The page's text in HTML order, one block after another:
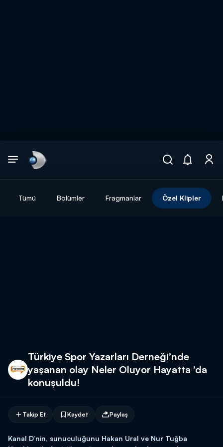
Tümü Bölümler Fragmanlar Özel Klipler
Türkiye Spor Yazarları Derneği’nde
yaşanan olay Neler Oluyor Hayatta ’da
konuşuldu!
Takip Et Kaydet Paylaş
Kanal D’nin, sunuculuğunu Hakan Ural ve Nur Tuğba